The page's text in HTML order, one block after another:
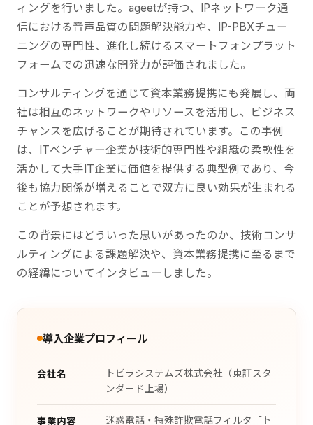
ィングを行いました。ageetが持つ、IPネットワーク通
信における音声品質の問題解決能力や、IP-PBXチュー
ニングの専門性、進化し続けるスマートフォンプラット
フォームでの迅速な開発力が評価されました。
コンサルティングを通じて資本業務提携にも発展し、両
社は相互のネットワークやリソースを活用し、ビジネス
チャンスを広げることが期待されています。この事例
は、ITベンチャー企業が技術的専門性や組織の柔軟性を
活かして大手IT企業に価値を提供する典型例であり、今
後も協力関係が増えることで双方に良い効果が生まれる
ことが予想されます。
この背景にはどういった思いがあったのか、技術コンサ
ルティングによる課題解決や、資本業務提携に至るまで
の経緯についてインタビューしました。
導入企業プロフィール
会社名
トビラシステムズ株式会社（東証スタ
ンダード上場）
事業内容
迷惑電話・特殊詐欺電話フィルタ「ト